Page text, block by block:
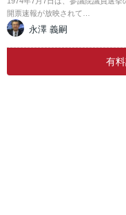
開票速報が放映されて…
永澤 義嗣
有